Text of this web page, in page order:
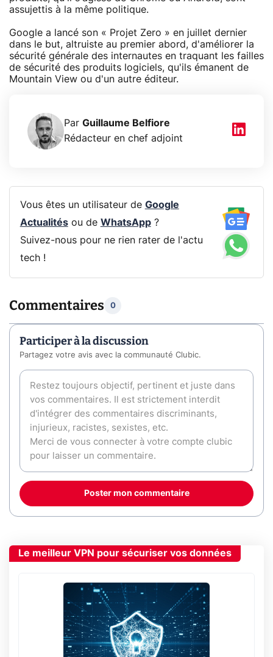
assujettis à la même politique.
Google a lancé son « Projet Zero » en juillet dernier
dans le but, altruiste au premier abord, d'améliorer la
sécurité générale des internautes en traquant les failles
de sécurité des produits logiciels, qu'ils émanent de
Mountain View ou d'un autre éditeur.
Par Guillaume Belfiore
Rédacteur en chef adjoint
Vous êtes un utilisateur de Google
Actualitésou de WhatsApp?
Suivez-nous pour ne rien rater de l'actu
tech !
Commentaires 0
Participer à la discussion
Partagez votre avis avec la communauté Clubic.
Poster mon commentaire
Le meilleur VPN pour sécuriser vos données